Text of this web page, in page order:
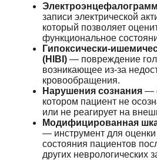
записи электрической
который позволяет
функциональное
Гипоксически-
(HIBI) — повреждение
возникающее из-за
кровообращения.
Нарушения сознания —
котором пациент не
или не реагирует на
Модифицированная
— инструмент для
состояния пациентов
других неврологических